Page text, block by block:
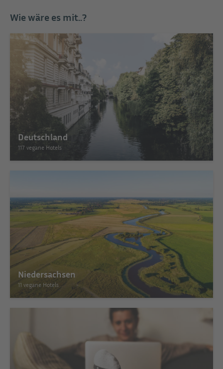
Wie wäre es mit..?
Deutschland
117 vegane Hotels
Niedersachsen
11 vegane Hotels